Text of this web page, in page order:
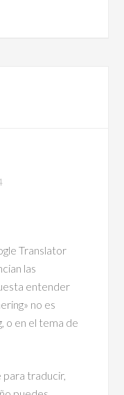
Translator
las
entender
no es
o en el tema de
para traducir,